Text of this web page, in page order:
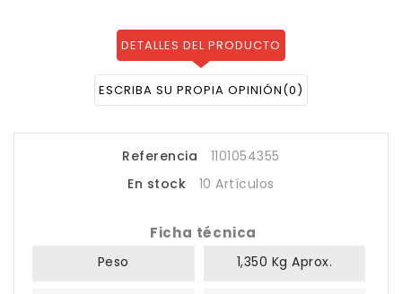
DETALLES DEL PRODUCTO
ESCRIBA SU PROPIA OPINIÓN(0)
Referencia
1101054355
En stock
10 Artículos
Ficha técnica
Peso 1,350 Kg Aprox.